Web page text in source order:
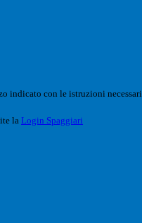
indicato con le istruzioni
la Login Spaggiari